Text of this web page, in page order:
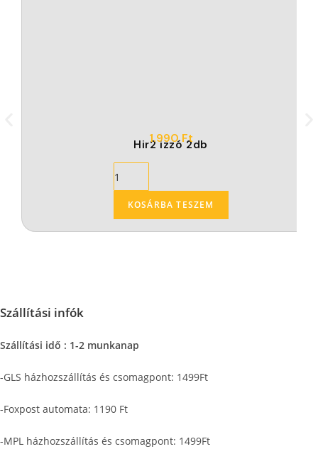
Hir2 izzó 2db
1.990Ft
KOSÁRBA TESZEM
Szállítási infók
Szállítási idő : 1-2 munkanap
-GLS házhozszállítás és csomagpont: 1499Ft
-Foxpost automata: 1190 Ft
-MPL házhozszállítás és csomagpont: 1499Ft